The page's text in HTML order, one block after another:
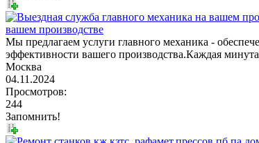
вашем производстве
Мы предлагаем услуги главного механика -
эффективности вашего производства.Каждая
Москва
04.11.2024
Просмотров:
244
Запомнить!